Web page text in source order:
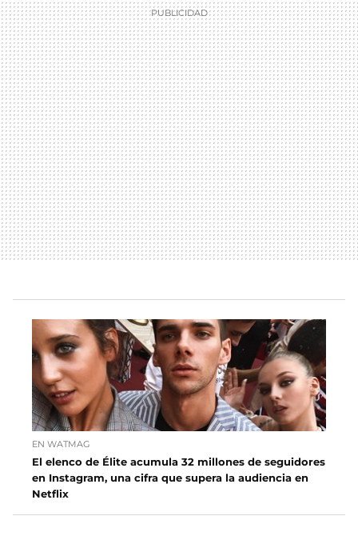
EN WATMAG
El elenco de Élite acumula 32 millones de seguidores
en Instagram, una cifra que supera la audiencia en
Netflix